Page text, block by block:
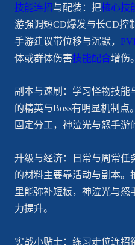
技能连招与配装：把核心技
游强调短CD爆发与长CD控
手游建议带位移与沉默，
体或群体伤害技能配合增伤。
副本与速刷：学习怪物技能
的精英与Boss有明显机制
固定分工，神泣光与怒手游
升级与经济：日常与周常任
的材料主要靠活动与副本。
里能弥补短板，神泣光与
力提升。
实战小贴士：练习走位连招